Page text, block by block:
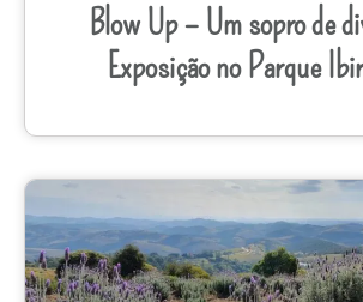
Blow Up – Um sopro de
Exposição no Parque